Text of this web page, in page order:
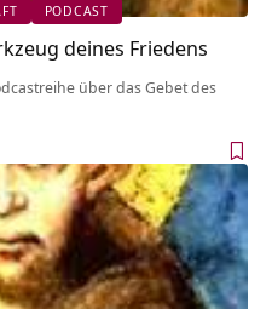
PODCAST
deines Friedens
über das Gebet des